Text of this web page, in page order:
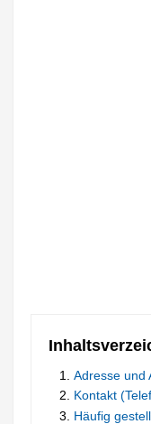
Adresse und
Kontakt
Häufig